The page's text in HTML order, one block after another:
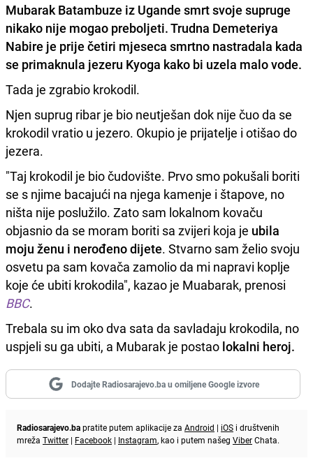
Mubarak Batambuze iz Ugande smrt svoje supruge
nikako nije mogao preboljeti. Trudna Demeteriya
Nabire je prije četiri mjeseca smrtno nastradala kada
se primaknula jezeru Kyoga kako bi uzela malo vode.
Tada je zgrabio krokodil.
Njen suprug ribar je bio neutješan dok nije čuo da se
krokodil vratio u jezero. Okupio je prijatelje i otišao do
jezera.
"Taj krokodil je bio čudovište. Prvo smo pokušali boriti
se s njime bacajući na njega kamenje i štapove, no
ništa nije poslužilo. Zato sam lokalnom kovaču
objasnio da se moram boriti sa zvijeri koja je ubila
moju ženu i nerođeno dijete. Stvarno sam želio svoju
osvetu pa sam kovača zamolio da mi napravi koplje
koje će ubiti krokodila", kazao je Muabarak, prenosi
BBC.
Trebala su im oko dva sata da savladaju krokodila, no
uspjeli su ga ubiti, a Mubarak je postao lokalni heroj.
Dodajte Radiosarajevo.ba u omiljene Google izvore
Radiosarajevo.bapratite putem aplikacije za Android | iOS i društvenih
mreža Twitter | Facebook | Instagram, kao i putem našeg ViberChata.